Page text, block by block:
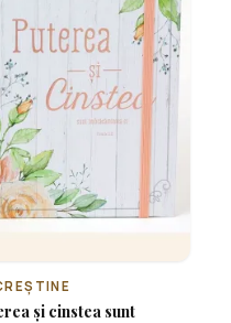
și cinstea sunt